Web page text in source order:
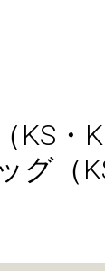
KS・
グ（